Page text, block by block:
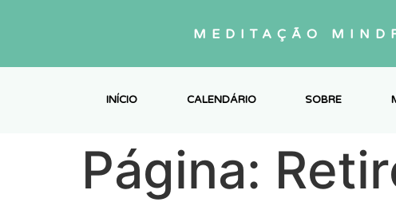
MEDITAÇÃO
INÍCIO CALENDÁRIO SOBRE
Página: